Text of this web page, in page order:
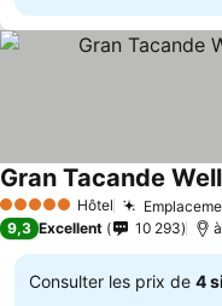
5 Étoiles Hôtel
Gran Tacande
9,3 Excellent 10 293
Consulter les prix de 4